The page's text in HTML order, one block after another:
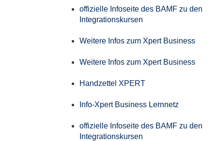
offizielle Infoseite des BAMF zu den
Integrationskursen
Weitere Infos zum Xpert Business
Weitere Infos zum Xpert Business
Handzettel XPERT
Info-Xpert Business Lernnetz
offizielle Infoseite des BAMF zu den
Integrationskursen